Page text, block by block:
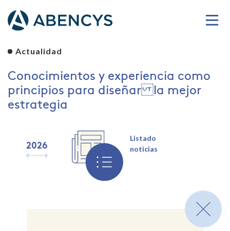
Actualidad
Conocimientos y experiencia como
principios para diseñar la mejor
estrategia
2026 2024 2023 2022 2021
Listado
noticias